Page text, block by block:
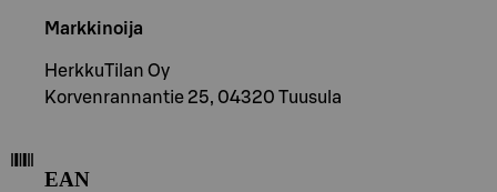
Markkinoija
HerkkuTilan Oy
Korvenrannantie 25, 04320 Tuusula
EAN